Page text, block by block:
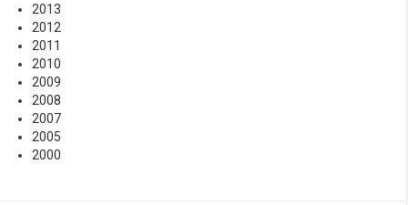
2013
2012
2011
2010
2009
2008
2007
2005
2000